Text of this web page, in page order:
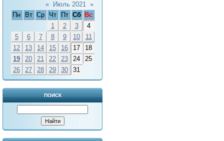
« Июль 2021 »
Пн
Вт Ср Чт Пт Сб
Вс
1
2 3
4
5
6 7 8 9 10
11
12
13 14 15 16 17
18
19
20 21 22 23 24
25
26
27 28 29 30 31
ПОИСК